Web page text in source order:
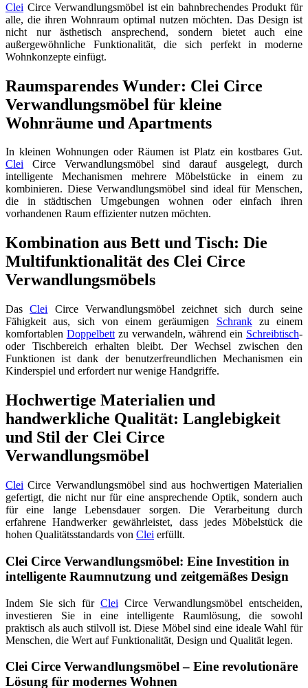
Clei Circe Verwandlungsmöbel ist ein bahnbrechendes Produkt für
alle, die ihren Wohnraum optimal nutzen möchten. Das Design ist
nicht nur ästhetisch ansprechend, sondern bietet auch eine
außergewöhnliche Funktionalität, die sich perfekt in moderne
Wohnkonzepte einfügt.
Raumsparendes Wunder: Clei Circe
Verwandlungsmöbel für kleine
Wohnräume und Apartments
In kleinen Wohnungen oder Räumen ist Platz ein kostbares Gut.
Clei Circe Verwandlungsmöbel sind darauf ausgelegt, durch
intelligente Mechanismen mehrere Möbelstücke in einem zu
kombinieren. Diese Verwandlungsmöbel sind ideal für Menschen,
die in städtischen Umgebungen wohnen oder einfach ihren
vorhandenen Raum effizienter nutzen möchten.
Kombination aus Bett und Tisch: Die
Multifunktionalität des Clei Circe
Verwandlungsmöbels
DasClei Circe Verwandlungsmöbel zeichnet sich durch seine
Fähigkeit aus, sich von einem geräumigen Schrankzu einem
komfortablen Doppelbettzu verwandeln, während ein Schreibtisch-
oder Tischbereich erhalten bleibt. Der Wechsel zwischen den
Funktionen ist dank der benutzerfreundlichen Mechanismen ein
Kinderspiel und erfordert nur wenige Handgriffe.
Hochwertige Materialien und
handwerkliche Qualität: Langlebigkeit
und Stil der Clei Circe
Verwandlungsmöbel
Clei Circe Verwandlungsmöbel sind aus hochwertigen Materialien
gefertigt, die nicht nur für eine ansprechende Optik, sondern auch
für eine lange Lebensdauer sorgen. Die Verarbeitung durch
erfahrene Handwerker gewährleistet, dass jedes Möbelstück die
hohen Qualitätsstandards von Clei erfüllt.
Clei Circe Verwandlungsmöbel: Eine Investition in
intelligente Raumnutzung und zeitgemäßes Design
Indem Sie sich für Clei Circe Verwandlungsmöbel entscheiden,
investieren Sie in eine intelligente Raumlösung, die sowohl
praktisch als auch stilvoll ist. Diese Möbel sind eine ideale Wahl für
Menschen, die Wert auf Funktionalität, Design und Qualität legen.
Clei Circe Verwandlungsmöbel – Eine revolutionäre
Lösung für modernes Wohnen